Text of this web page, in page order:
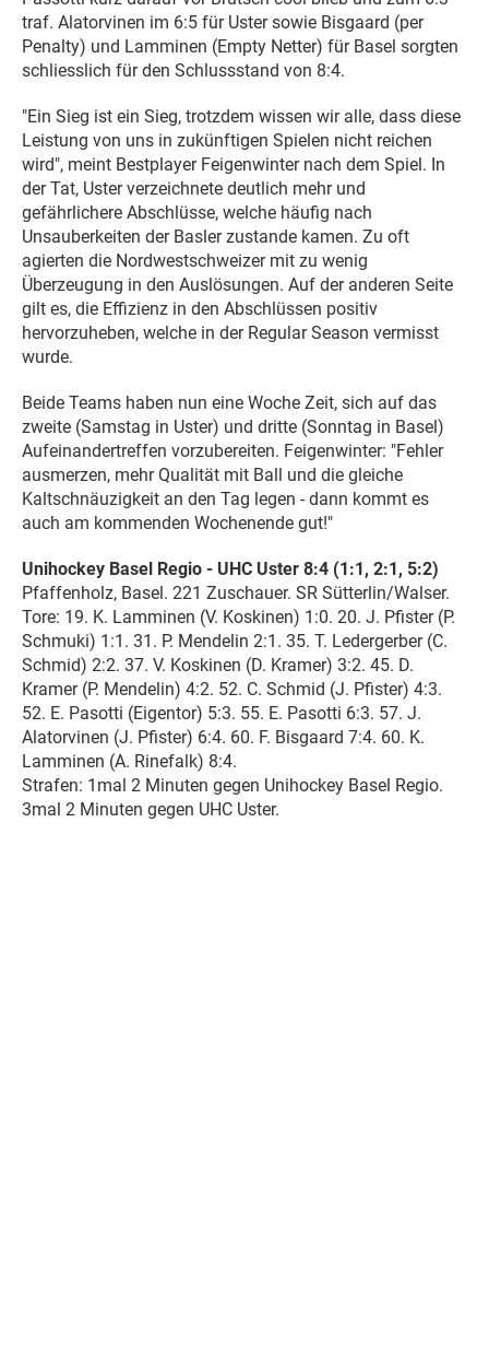
traf. Alatorvinen im 6:5 für Uster sowie Bisgaard (per
Penalty) und Lamminen (Empty Netter) für Basel sorgten
schliesslich für den Schlussstand von 8:4.
"Ein Sieg ist ein Sieg, trotzdem wissen wir alle, dass diese
Leistung von uns in zukünftigen Spielen nicht reichen
wird", meint Bestplayer Feigenwinter nach dem Spiel. In
der Tat, Uster verzeichnete deutlich mehr und
gefährlichere Abschlüsse, welche häufig nach
Unsauberkeiten der Basler zustande kamen. Zu oft
agierten die Nordwestschweizer mit zu wenig
Überzeugung in den Auslösungen. Auf der anderen Seite
gilt es, die Effizienz in den Abschlüssen positiv
hervorzuheben, welche in der Regular Season vermisst
wurde.
Beide Teams haben nun eine Woche Zeit, sich auf das
zweite (Samstag in Uster) und dritte (Sonntag in Basel)
Aufeinandertreffen vorzubereiten. Feigenwinter: "Fehler
ausmerzen, mehr Qualität mit Ball und die gleiche
Kaltschnäuzigkeit an den Tag legen - dann kommt es
auch am kommenden Wochenende gut!"
Unihockey Basel Regio - UHC Uster 8:4 (1:1, 2:1, 5:2)
Pfaffenholz, Basel. 221 Zuschauer. SR Sütterlin/Walser.
Tore: 19. K. Lamminen (V. Koskinen) 1:0. 20. J. Pfister (P.
Schmuki) 1:1. 31. P. Mendelin 2:1. 35. T. Ledergerber (C.
Schmid) 2:2. 37. V. Koskinen (D. Kramer) 3:2. 45. D.
Kramer (P. Mendelin) 4:2. 52. C. Schmid (J. Pfister) 4:3.
52. E. Pasotti (Eigentor) 5:3. 55. E. Pasotti 6:3. 57. J.
Alatorvinen (J. Pfister) 6:4. 60. F. Bisgaard 7:4. 60. K.
Lamminen (A. Rinefalk) 8:4.
Strafen: 1mal 2 Minuten gegen Unihockey Basel Regio.
3mal 2 Minuten gegen UHC Uster.